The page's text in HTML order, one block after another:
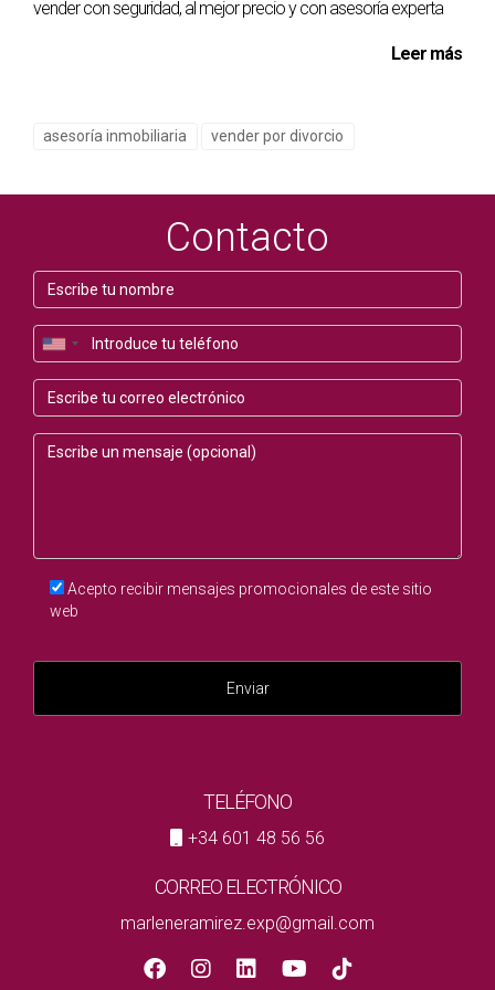
haberlo acordado?
Las negociaciones pueden abrirse nuevamente si ambas
vender con seguridad, al mejor precio y con asesoría experta
Leer más
asesoría inmobiliaria vender por divorcio
Contacto
Acepto recibir mensajes promocionales de este sitio
web
Enviar
TELÉFONO
+34 601 48 56 56
CORREO ELECTRÓNICO
marleneramirez.exp@gmail.com